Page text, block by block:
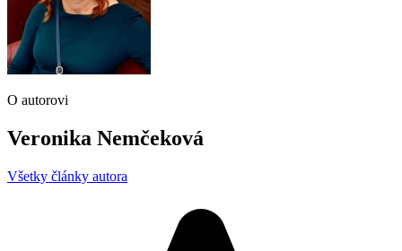
O autorovi
Veronika Nemčeková
Všetky články autora